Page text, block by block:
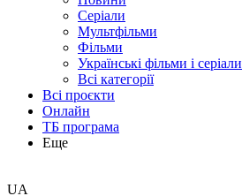
Серіали
Мультфільми
Фільми
Українські фільми і серіали
Всі категорії
Всі проєкти
Онлайн
ТБ програма
Еще
UA